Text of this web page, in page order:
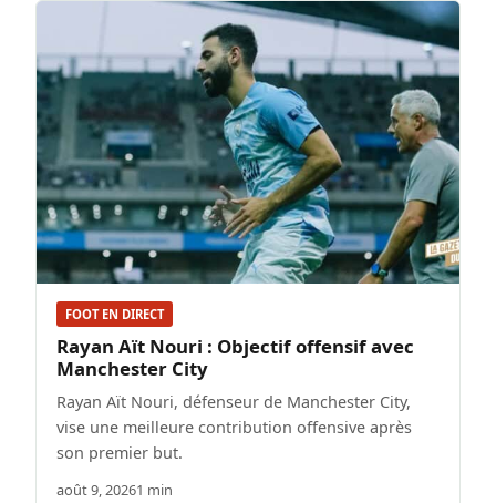
FOOT EN DIRECT
Rayan Aït Nouri : Objectif offensif avec
Manchester City
Rayan Aït Nouri, défenseur de Manchester City,
vise une meilleure contribution offensive après
son premier but.
août 9, 20261 min